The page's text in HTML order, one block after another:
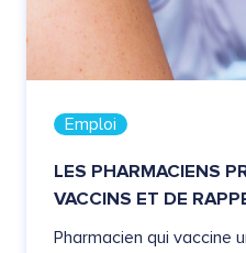
Emploi
LES PHARMACIENS
VACCINS ET DE
Pharmacien qui vaccine